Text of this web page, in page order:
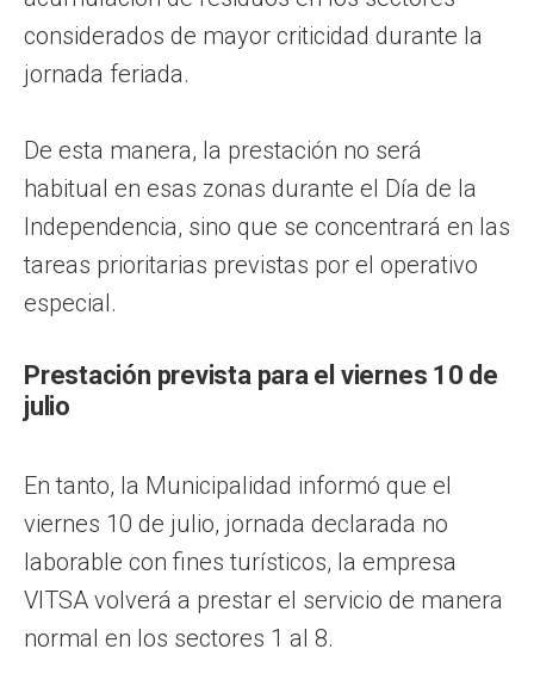
considerados de mayor criticidad durante la
jornada feriada.
De esta manera, la prestación no será
habitual en esas zonas durante el Día de la
Independencia, sino que se concentrará en las
tareas prioritarias previstas por el operativo
especial.
Prestación prevista para el viernes 10 de
julio
En tanto, la Municipalidad informó que el
viernes 10 de julio, jornada declarada no
laborable con fines turísticos, la empresa
VITSA volverá a prestar el servicio de manera
normal en los sectores 1 al 8.